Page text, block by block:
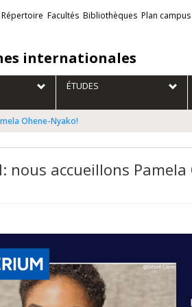
internationales
Liens
externes
Répertoire Facultés Bibliothèques Plan campus
ÉTUDES
Ohene-Nyako!
nous accueillons